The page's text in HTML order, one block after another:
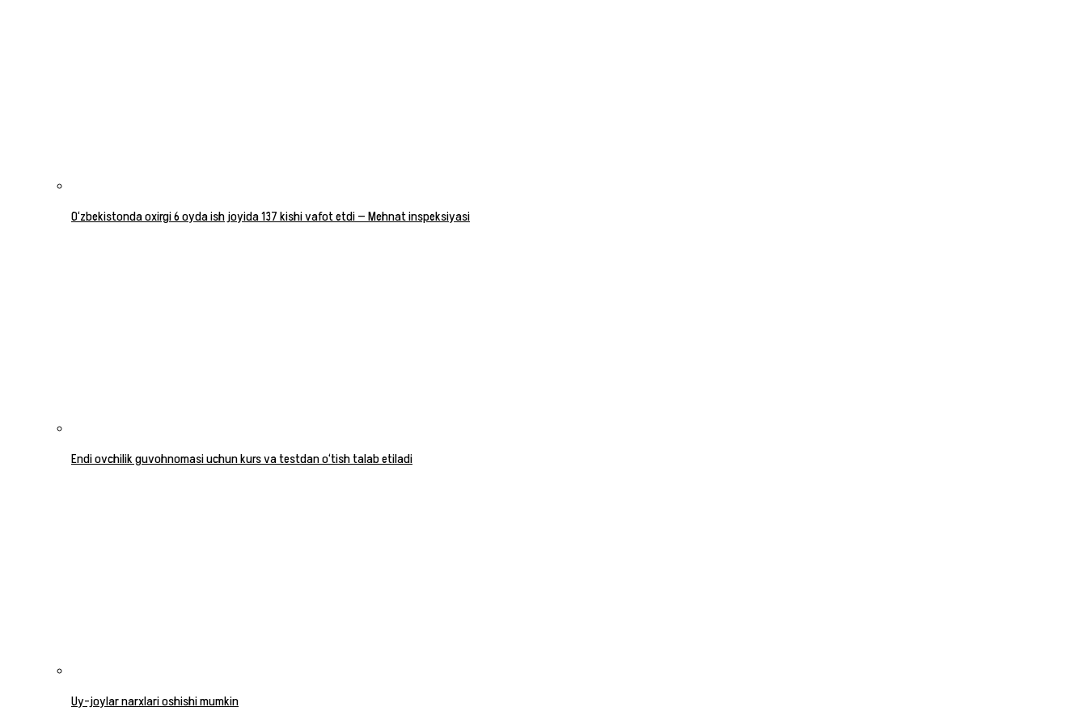
O‘zbekistonda oxirgi 6 oyda ish joyida 137 kishi vafot etdi — Mehnat inspeksiyasi
Endi ovchilik guvohnomasi uchun kurs va testdan o‘tish talab etiladi
Uy-joylar narxlari oshishi mumkin